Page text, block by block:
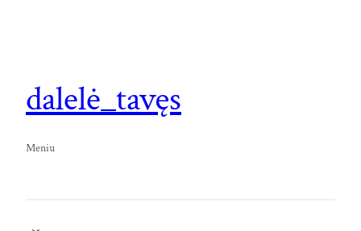
dalelė_tavęs
Meniu